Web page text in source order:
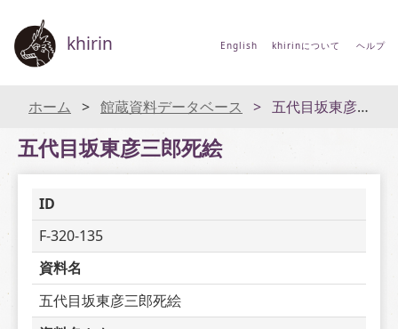
khirin English khirinについて ヘルプ
ホーム 館蔵資料データベース 五代目坂東彦三郎死絵
五代目坂東彦三郎死絵
ID
F-320-135
資料名
五代目坂東彦三郎死絵